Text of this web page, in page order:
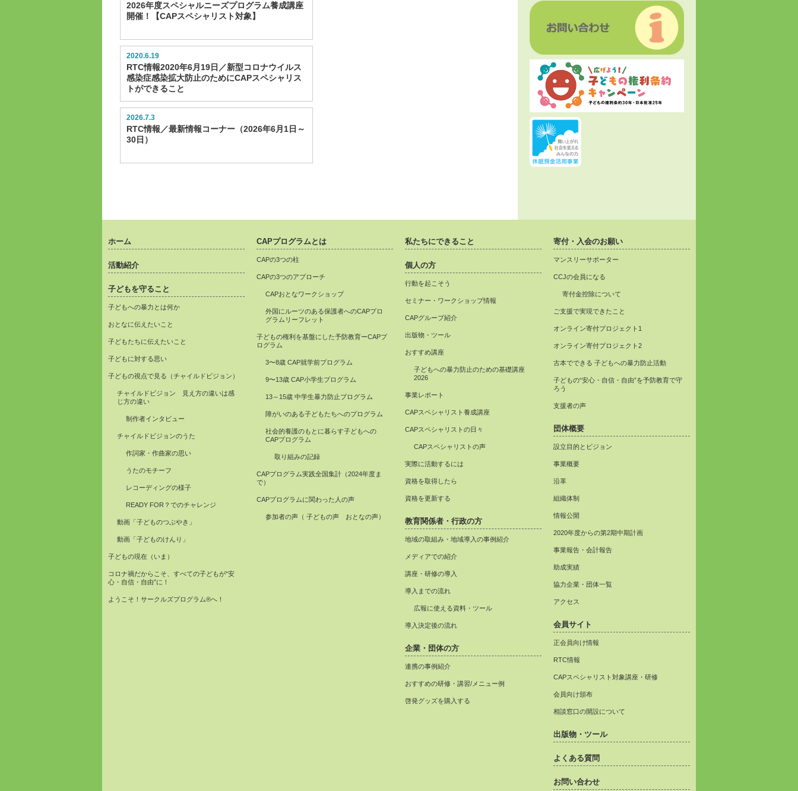
2026年度スペシャルニーズプログラム養成講座
開催！【CAPスペシャリスト対象】
2020.6.19
RTC情報2020年6月19日／新型コロナウイルス
感染症感染拡大防止のためにCAPスペシャリス
トができること
2026.7.3
RTC情報／最新情報コーナー（2026年6月1日～
30日）
ホーム
活動紹介
子どもを守ること
子どもへの暴力とは何か
おとなに伝えたいこと
子どもたちに伝えたいこと
子どもに対する思い
子どもの視点で見る（チャイルドビジョン）
チャイルドビジョン 見え方の違いは感
じ方の違い
制作者インタビュー
チャイルドビジョンのうた
作詞家・作曲家の思い
うたのモチーフ
レコーディングの様子
READY FOR？でのチャレンジ
動画「子どものつぶやき」
動画「子どものけんり」
子どもの現在（いま）
コロナ禍だからこそ、すべての子どもが“安
心・自信・自由”に！
ようこそ！サークルズプログラム®へ！
CAPプログラムとは
CAPの3つの柱
CAPの3つのアプローチ
CAPおとなワークショップ
外国にルーツのある保護者へのCAPプロ
グラムリーフレット
子どもの権利を基盤にした予防教育ーCAPプ
ログラム
3〜8歳 CAP就学前プログラム
9〜13歳 CAP小学生プログラム
13～15歳 中学生暴力防止プログラム
障がいのある子どもたちへのプログラム
社会的養護のもとに暮らす子どもへの
CAPプログラム
取り組みの記録
CAPプログラム実践全国集計（2024年度ま
で）
CAPプログラムに関わった人の声
参加者の声（ 子どもの声 おとなの声）
私たちにできること
個人の方
行動を起こそう
セミナー・ワークショップ情報
CAPグループ紹介
出版物・ツール
おすすめ講座
子どもへの暴力防止のための基礎講座
2026
事業レポート
CAPスペシャリスト養成講座
CAPスペシャリストの日々
CAPスペシャリストの声
実際に活動するには
資格を取得したら
資格を更新する
教育関係者・行政の方
地域の取組み・地域導入の事例紹介
メディアでの紹介
講座・研修の導入
導入までの流れ
広報に使える資料・ツール
導入決定後の流れ
企業・団体の方
連携の事例紹介
おすすめの研修・講習/メニュー例
啓発グッズを購入する
寄付・入会のお願い
マンスリーサポーター
CCJの会員になる
寄付金控除について
ご支援で実現できたこと
オンライン寄付プロジェクト1
オンライン寄付プロジェクト2
古本でできる 子どもへの暴力防止活動
子どもの“安心・自信・自由”を予防教育で守
ろう
支援者の声
団体概要
設立目的とビジョン
事業概要
沿革
組織体制
情報公開
2020年度からの第2期中期計画
事業報告・会計報告
助成実績
協力企業・団体一覧
アクセス
会員サイト
正会員向け情報
RTC情報
CAPスペシャリスト対象講座・研修
会員向け頒布
相談窓口の開設について
出版物・ツール
よくある質問
お問い合わせ